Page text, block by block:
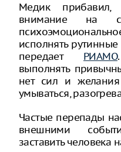
Медик прибавил,
внимание на
исполнять
передает РИАМО
выполнять
нет сил и
умываться,
Частые перепады
внешними
заставить человека